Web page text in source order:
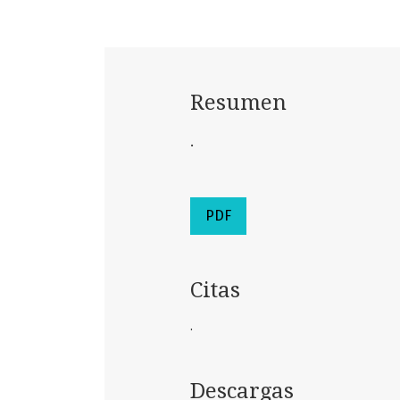
Resumen
.
PDF
Citas
.
Descargas